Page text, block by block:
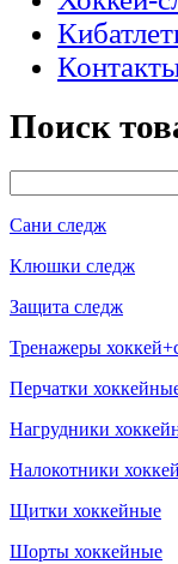
Поиск
Сани следж
Клюшки следж
Защита следж
Тренажеры
Перчатки
Нагрудники
Налокотники
Щитки хоккейные
Шорты хоккейные